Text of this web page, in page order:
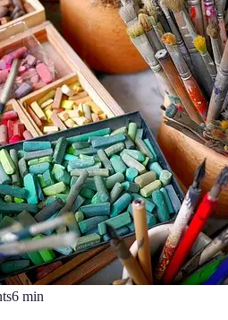
6 min